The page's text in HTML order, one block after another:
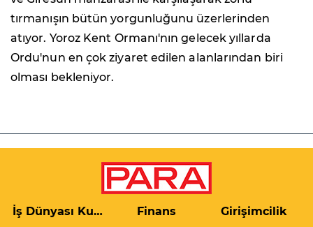
tırmanışın bütün yorgunluğunu üzerlerinden
atıyor. Yoroz Kent Ormanı'nın gelecek yıllarda
Ordu'nun en çok ziyaret edilen alanlarından biri
olması bekleniyor.
İş Dünyası Kulis Finans
Girişimcilik